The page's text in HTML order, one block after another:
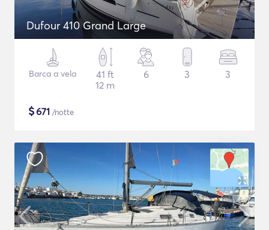
Dufour 410 Grand Large
Barca a vela
41 ft
12 m
6 3 3
$671 /notte